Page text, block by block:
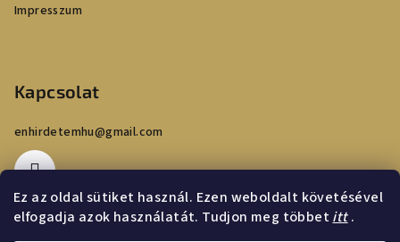
Ez az oldal sütiket használ. Ezen weboldalt követésével
elfogadja azok használatát. Tudjon meg többetitt.
Impresszum
Kapcsolat
enhirdetemhu@gmail.com